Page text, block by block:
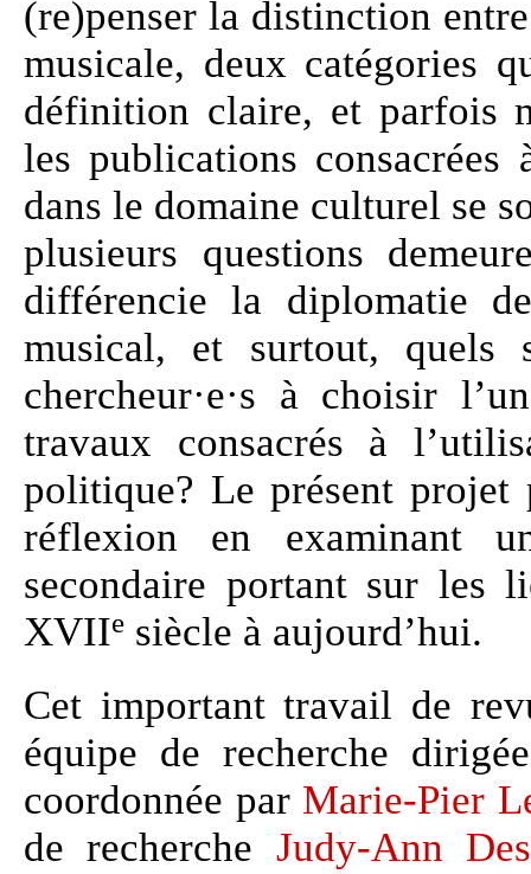
(re)penser la distinction
musicale, deux catégories
définition claire, et parfois
les publications
dans le domaine culturel se
plusieurs questions
différencie la diplomatie
musical, et surtout,
chercheur·e·s à choisir
travaux consacrés à
politique? Le présent projet
réflexion en examinant
secondaire portant sur les
XVIIe siècle à aujourd’hui.
Cet important travail de
équipe de recherche
coordonnée par Marie-Pier
de recherche Judy-Ann